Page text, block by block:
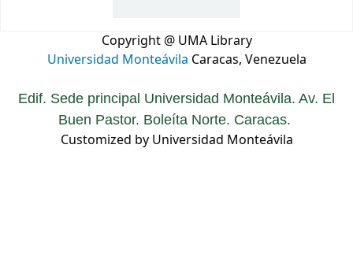
Copyright @ UMA Library
Universidad Monteávila Caracas, Venezuela
Edif. Sede principal Universidad Monteávila. Av. El
Buen Pastor. Boleíta Norte. Caracas.
Customized by Universidad Monteávila